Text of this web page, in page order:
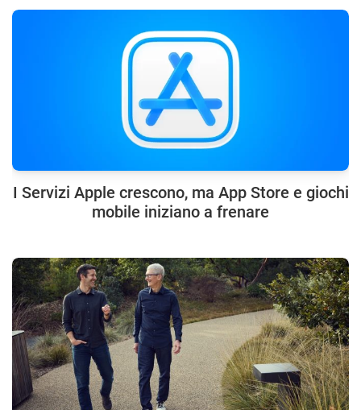
I Servizi Apple crescono, ma App Store e giochi
mobile iniziano a frenare